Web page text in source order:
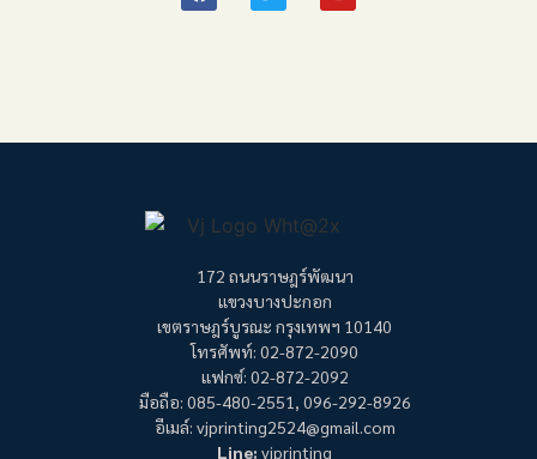
172 ถนนราษฎร์พัฒนา
แขวงบางปะกอก
เขตราษฎร์บูรณะ กรุงเทพฯ 10140
โทรศัพท์: 02-872-2090
แฟกซ์: 02-872-2092
มือถือ: 085-480-2551, 096-292-8926
อีเมล์: vjprinting2524@gmail.com
Line: vjprinting